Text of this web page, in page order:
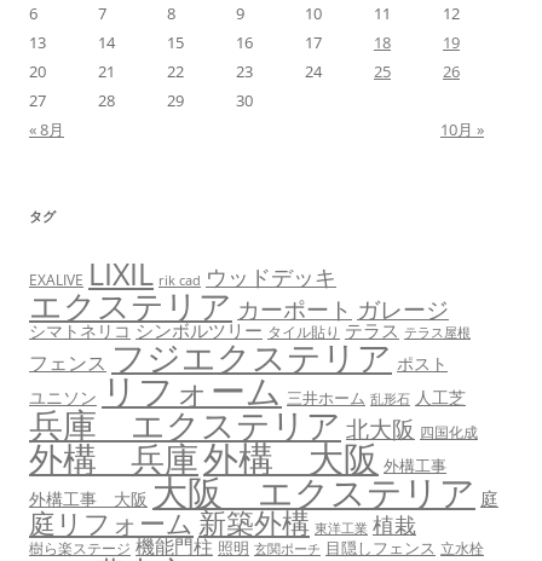
6
7 8 9 10 11
12
13
14 15 16 17 18
19
20
21 22 23 24 25
26
27
28 29
30
« 8月
10月 »
タグ
EXALIVE LIXIL rik cad ウッドデッキ
エクステリア カーポート ガレージ
シマトネリコ シンボルツリー タイル貼り テラス テラス屋根
フェンス フジエクステリア ポスト
ユニソン リフォーム 三井ホーム 乱形石 人工芝
兵庫 エクステリア 北大阪 四国化成
外構 兵庫外構 大阪 外構工事
外構工事 大阪 大阪 エクステリア 庭
庭リフォーム 新築外構 東洋工業 植栽
樹ら楽ステージ 機能門柱 照明 玄関ポーチ 目隠しフェンス 立水栓